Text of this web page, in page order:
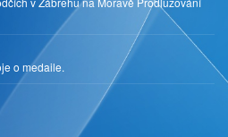
o medaile.